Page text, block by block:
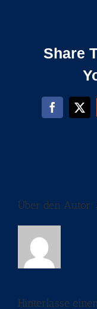
Share
Facebook
X
Über den Autor:
Hinterlasse